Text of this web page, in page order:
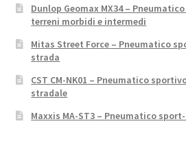
Dunlop Geomax MX34 –
terreni morbidi e intermedi
Mitas Street Force – Pneumatico
strada
CST CM-NK01 – Pneumatico
stradale
Maxxis MA-ST3 – Pneumatico